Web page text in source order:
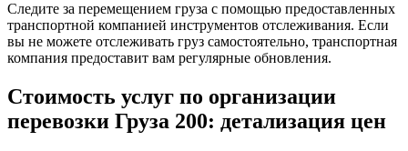
Следите за перемещением груза с помощью предоставленных
транспортной компанией инструментов отслеживания. Если
вы не можете отслеживать груз самостоятельно, транспортная
компания предоставит вам регулярные обновления.
Стоимость услуг по организации
перевозки Груза 200: детализация цен